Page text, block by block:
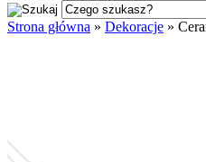
Strona główna » Dekoracje »